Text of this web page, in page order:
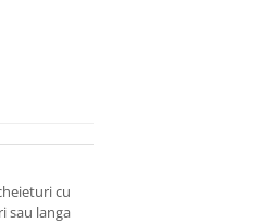
cu
sau langa